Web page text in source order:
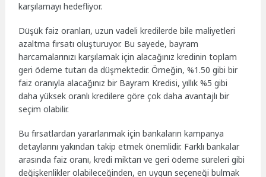
karşılamayı hedefliyor.
Düşük faiz oranları, uzun vadeli kredilerde bile maliyetleri
azaltma fırsatı oluşturuyor. Bu sayede, bayram
harcamalarınızı karşılamak için alacağınız kredinin toplam
geri ödeme tutarı da düşmektedir. Örneğin, %1.50 gibi bir
faiz oranıyla alacağınız bir Bayram Kredisi, yıllık %5 gibi
daha yüksek oranlı kredilere göre çok daha avantajlı bir
seçim olabilir.
Bu fırsatlardan yararlanmak için bankaların kampanya
detaylarını yakından takip etmek önemlidir. Farklı bankalar
arasında faiz oranı, kredi miktarı ve geri ödeme süreleri gibi
değişkenlikler olabileceğinden, en uygun seçeneği bulmak